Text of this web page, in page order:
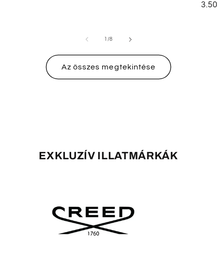
ár
//8
Az összes megtekintése
EXKLUZÍV ILLATMÁRKÁK